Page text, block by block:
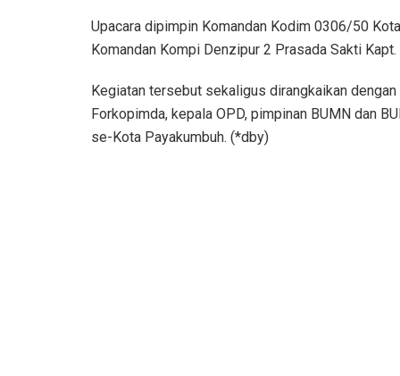
Upacara dipimpin Komandan Kodim 0306/50
Komandan Kompi Denzipur 2 Prasada Sakti
Kegiatan tersebut sekaligus dirangkaikan
Forkopimda, kepala OPD, pimpinan BUMN dan
se-Kota Payakumbuh. (*dby)